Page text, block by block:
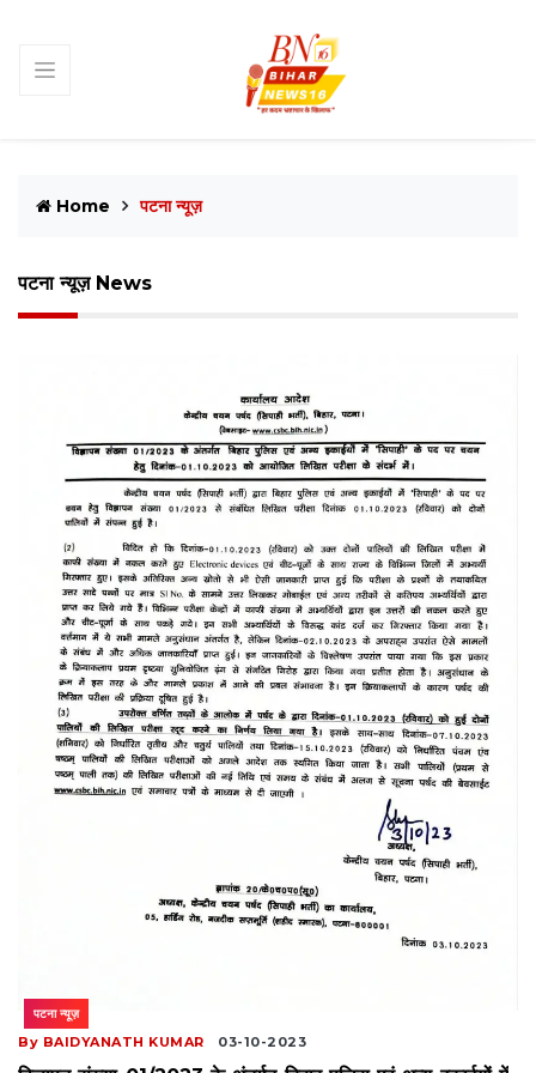
Home पटना न्यूज़
पटना न्यूज़ News
पटना न्यूज़
By BAIDYANATH KUMAR 03-10-2023